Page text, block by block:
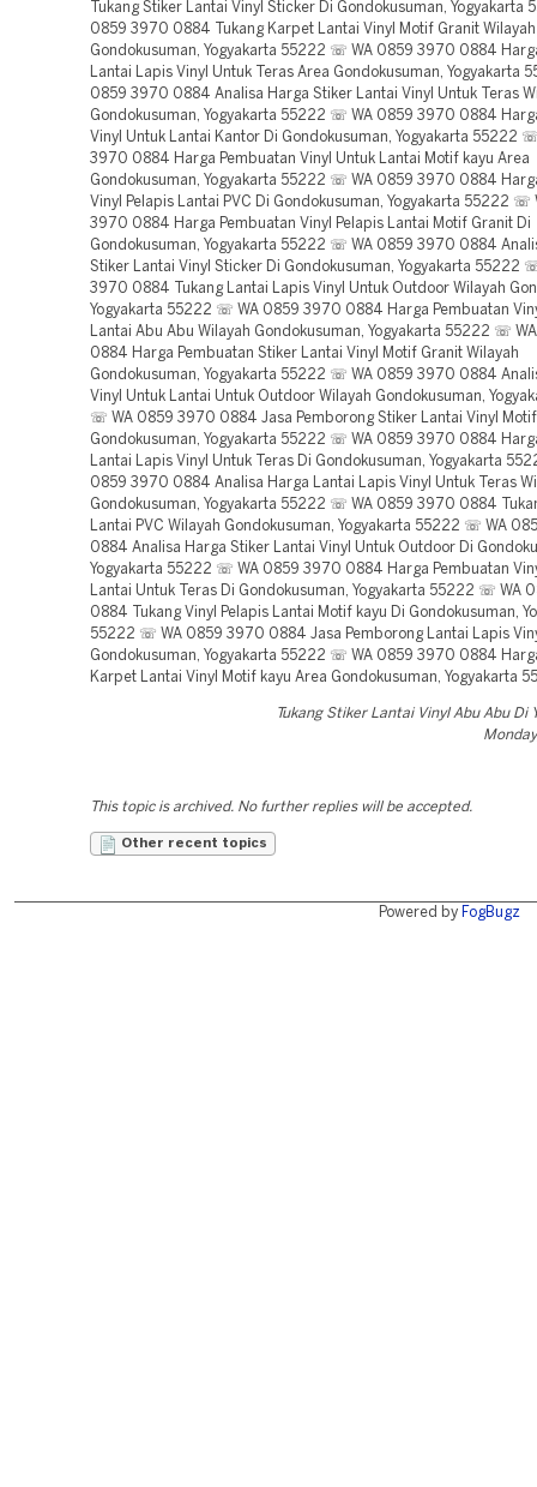
Tukang Stiker Lantai Vinyl Abu Abu Di
This topic is archived. No further replies will be accepted.
Other recent topics
Powered by FogBugz